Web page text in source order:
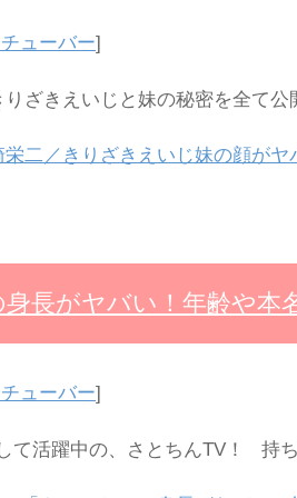
ューバー]
ざきえいじと妹の秘密を全て
栄二／きりざきえいじ妹の顔が
長がヤバい！年齢や本
ューバー]
活躍中の、さとちんTV！ 持ち